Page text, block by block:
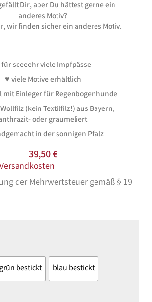
Dir, aber Du hättest gerne ein
anderes Motiv?
wir finden sicher ein anderes Motiv.
seeeehr viele Impfpässe
♥ viele Motive erhältlich
mit Einleger für Regenbogenhunde
(kein Textilfilz!) aus Bayern,
oder graumeliert
in der sonnigen Pfalz
39,50€
Versandkosten
der Mehrwertsteuer gemäß § 19
grün bestickt blau bestickt